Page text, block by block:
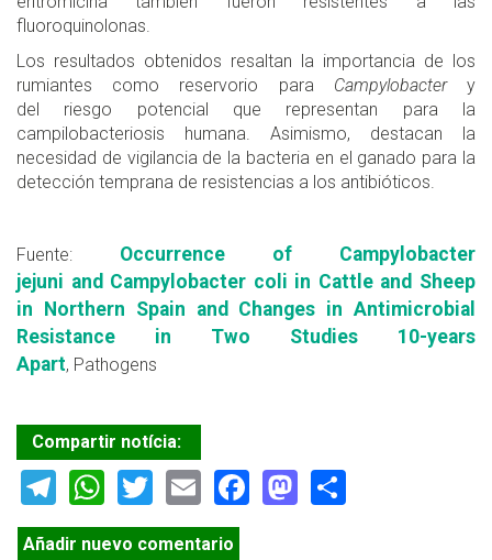
fluoroquinolonas.
Los resultados obtenidos resaltan la importancia de los
rumiantes como reservorio para Campylobactery
del riesgo potencial que representan para la
campilobacteriosis humana. Asimismo, destacan la
necesidad de vigilancia de la bacteria en el ganado para la
detección temprana de resistencias a los antibióticos.
Fuente: Occurrence of Campylobacter
jejuni and Campylobacter coli in Cattle and Sheep
in Northern Spain and Changes in Antimicrobial
Resistance in Two Studies 10-years
Apart, Pathogens
Compartir notícia:
Telegram
WhatsApp
TwitterEmailFacebook
Mastodon
Añadir nuevo comentario